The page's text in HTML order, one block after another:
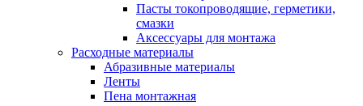
Пасты токопроводящие, герметики,
смазки
Аксессуары для монтажа
Расходные материалы
Абразивные материалы
Ленты
Пена монтажная